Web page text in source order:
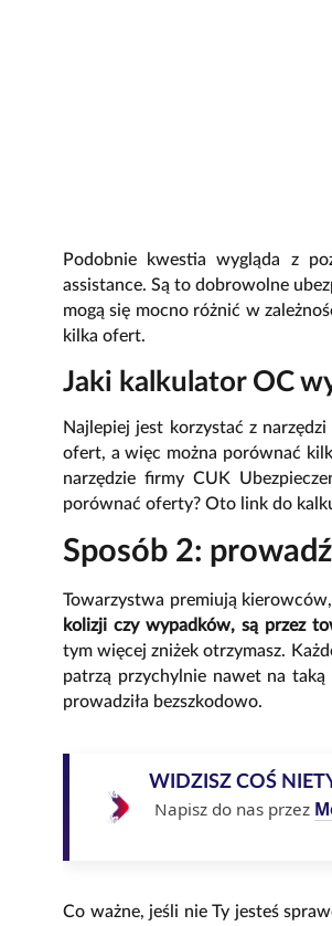
Podobnie kwestia wygląda z
assistance. Są to dobrowolne
mogą się mocno różnić w
kilka ofert.
Jaki kalkulator OC
Najlepiej jest korzystać z
ofert, a więc można porównać
narzędzie firmy CUK
porównać oferty? Oto link do
Sposób 2:
Towarzystwa premiują
kolizji czy wypadków, są przez
tym więcej zniżek otrzymasz.
patrzą przychylnie nawet na taką
prowadziła bezszkodowo.
WIDZISZ COŚ
Napisz do nas przez
Co ważne, jeśli nie Ty jesteś